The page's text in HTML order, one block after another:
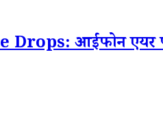
आईफोन एयर